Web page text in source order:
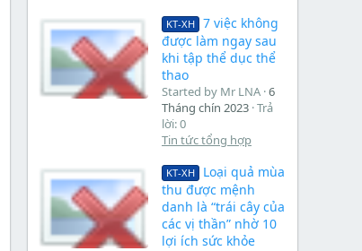
KT-XH
7 việc không
được làm ngay sau
khi tập thể dục thể
thao
Started by Mr LNA 6
Tháng chín 2023 Trả
lời: 0
Tin tức tổng hợp
KT-XH
Loại quả mùa
thu được mệnh
danh là “trái cây của
các vị thần” nhờ 10
lợi ích sức khỏe